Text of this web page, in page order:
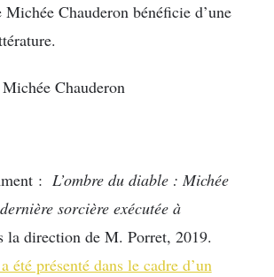
Michée Chauderon bénéficie d’une
: L’ombre du diable : Michée
sorcière exécutée à
la direction de M. Porret, 2019.
été présenté dans le cadre d’un